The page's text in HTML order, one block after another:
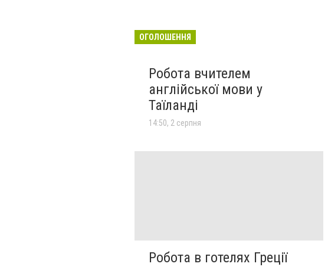
ОГОЛОШЕННЯ
Робота вчителем
англійської мови у
Таїланді
14:50, 2 серпня
Робота в готелях Греції